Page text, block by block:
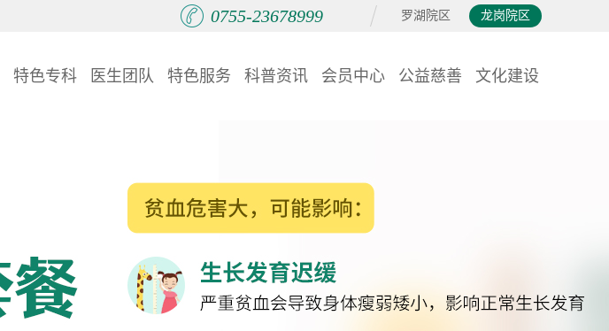
罗湖院区 龙岗院区
0755-23678999
特色专科 医生团队 特色服务 科普资讯 会员中心 公益慈善 文化建设